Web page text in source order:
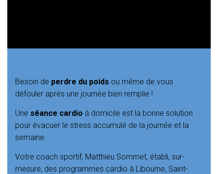
Besoin de perdre du poids ou même de vous
défouler après une journée bien remplie !
Une séance cardio à domicile est la bonne solution
pour évacuer le stress accumulé de la journée et la
semaine.
Votre coach sportif, Matthieu Sommet, établi, sur-
mesure, des programmes cardio à Libourne, Saint-